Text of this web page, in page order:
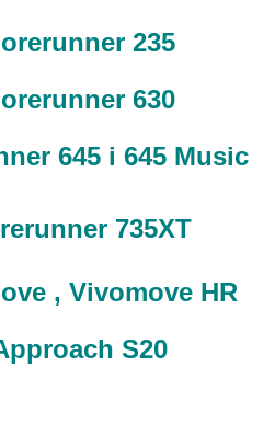
235
630
645 i 645 Music
735XT
, Vivomove HR
S20